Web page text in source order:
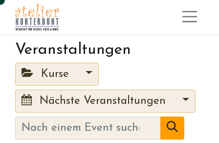
Veranstaltungen
Kurse
Nächste Veranstaltungen